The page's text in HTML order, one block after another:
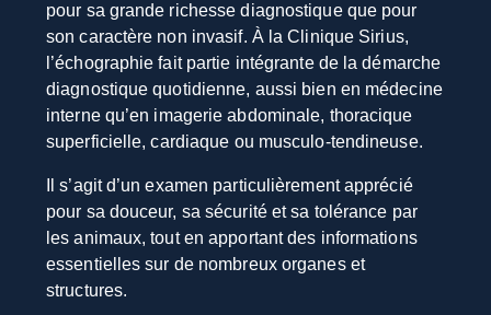
pour sa grande richesse diagnostique que pour
son caractère non invasif. À la Clinique Sirius,
l’échographie fait partie intégrante de la démarche
diagnostique quotidienne, aussi bien en médecine
interne qu’en imagerie abdominale, thoracique
superficielle, cardiaque ou musculo-tendineuse.
Il s’agit d’un examen particulièrement apprécié
pour sa douceur, sa sécurité et sa tolérance par
les animaux, tout en apportant des informations
essentielles sur de nombreux organes et
structures.